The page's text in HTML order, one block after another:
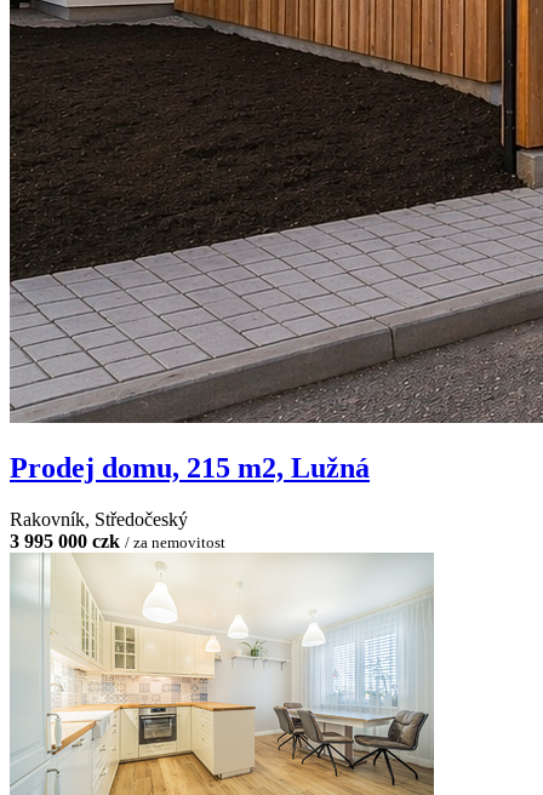
Prodej domu, 215 m2, Lužná
Rakovník, Středočeský
3 995 000 czk / za nemovitost